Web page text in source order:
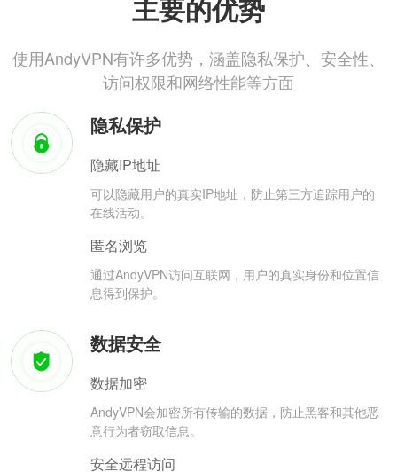
主要的优势
使用AndyVPN有许多优势，涵盖隐私保护、安全性、
访问权限和网络性能等方面
隐私保护
隐藏IP地址
可以隐藏用户的真实IP地址，防止第三方追踪用户的
在线活动。
匿名浏览
通过AndyVPN访问互联网，用户的真实身份和位置信
息得到保护。
数据安全
数据加密
AndyVPN会加密所有传输的数据，防止黑客和其他恶
意行为者窃取信息。
安全远程访问